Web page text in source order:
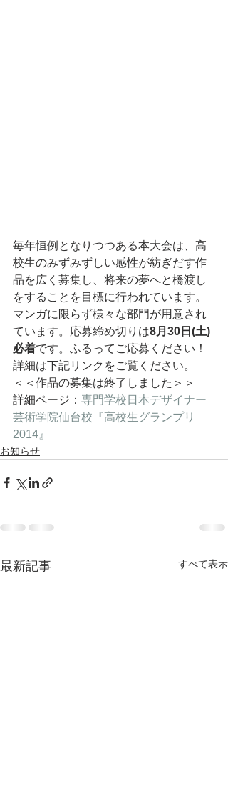
毎年恒例となりつつある本大会は、高
校生のみずみずしい感性が紡ぎだす作
品を広く募集し、将来の夢へと橋渡し
をすることを目標に行われています。
マンガに限らず様々な部門が用意され
ています。応募締め切りは8月30日(土)
必着です。ふるってご応募ください！
詳細は下記リンクをご覧ください。
＜＜作品の募集は終了しました＞＞
詳細ページ： 専門学校日本デザイナー
芸術学院仙台校『高校生グランプリ
2014』
お知らせ
最新記事 すべて表示